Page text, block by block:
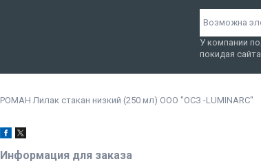
У компании
покидая сайта.
РОМАН Лилак стакан низкий (250 мл) ООО "ОCЗ -LUMINARC"
Информация для заказа